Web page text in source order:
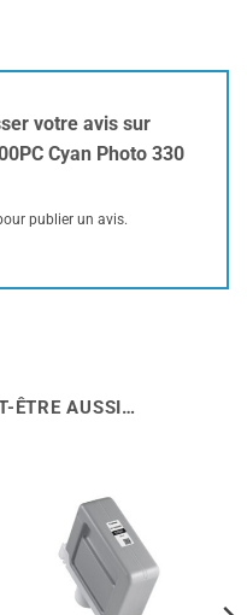
votre avis sur
Cyan Photo 330
publier un avis.
ÊTRE AUSSI…